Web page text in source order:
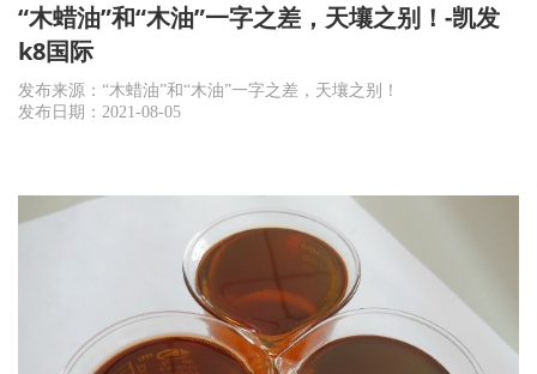
“木蜡油”和“木油”一字之差，天壤之别！-凯发
k8国际
发布来源：“木蜡油”和“木油”一字之差，天壤之别！
发布日期：2021-08-05